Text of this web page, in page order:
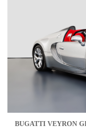
BUGATTI VEYRON